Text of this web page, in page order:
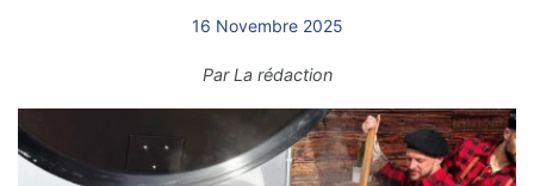
16 Novembre 2025
ParLa rédaction